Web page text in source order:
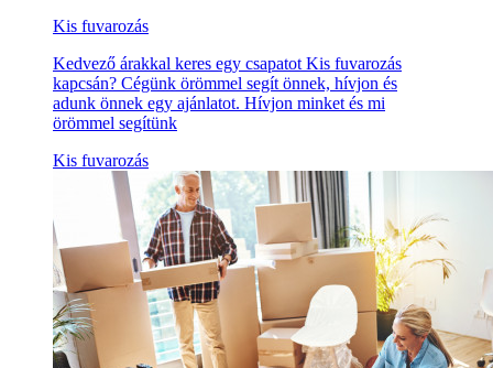
Kis fuvarozás
Kedvező árakkal keres egy csapatot Kis fuvarozás
kapcsán? Cégünk örömmel segít önnek, hívjon és
adunk önnek egy ajánlatot. Hívjon minket és mi
örömmel segítünk
Kis fuvarozás